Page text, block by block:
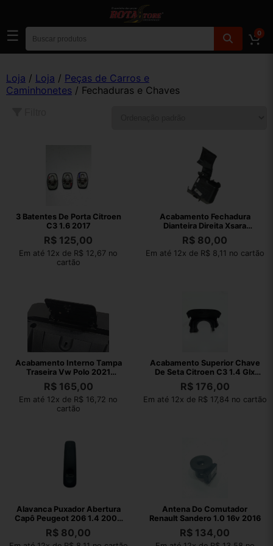
☰ 0
Loja / Loja / Peças de Carros e
Caminhonetes / Fechaduras e Chaves
3 Batentes De Porta Citroen
C3 1.6 2017
R$ 125,00
Em até 12x de R$ 12,67 no
cartão
Acabamento Fechadura
Dianteira Direita Xsara
Picasso 2004
R$ 80,00
Em até 12x de R$ 8,11 no cartão
Acabamento Interno Tampa
Traseira Vw Polo 2021
6ea.867.605
R$165,00
Em até 12x de R$ 16,72 no
cartão
Acabamento Superior Chave
De Seta Citroen C3 1.4 Glx
2011
R$176,00
Em até 12x de R$ 17,84 no cartão
Alavanca Puxador Abertura
Capô Peugeot 206 1.4 2004
Presenc
R$ 80,00
Antena Do Comutador
Renault Sandero 1.0 16v 2016
R$ 134,00